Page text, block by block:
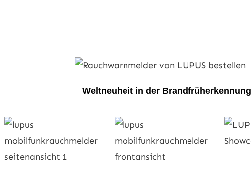
Weltneuheit in der Brandfrüherkennung